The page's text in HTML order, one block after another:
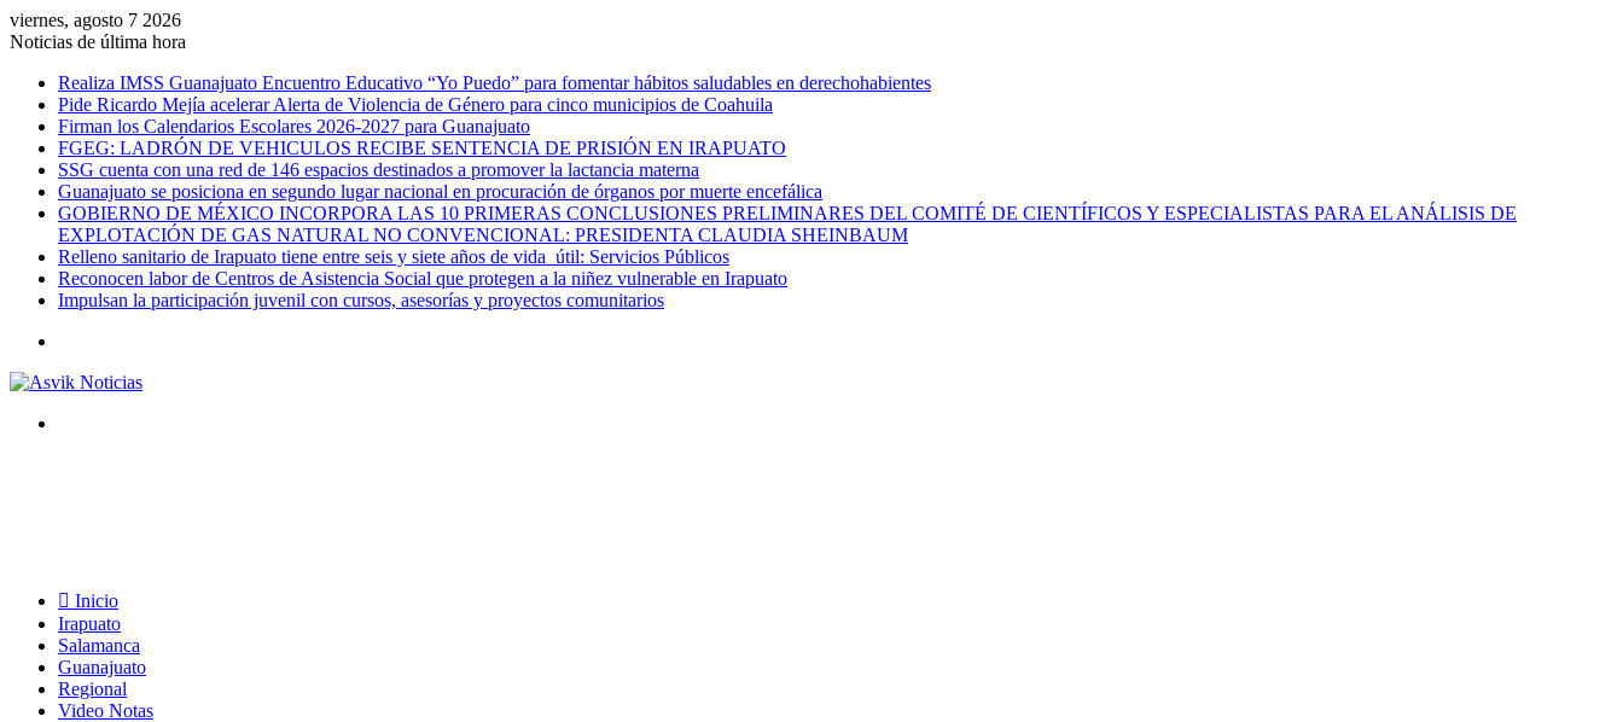
viernes, agosto 7 2026
Noticias de última hora
Realiza IMSS Guanajuato Encuentro Educativo “Yo Puedo” para fomentar hábitos saludables en derechohabientes
Pide Ricardo Mejía acelerar Alerta de Violencia de Género para cinco municipios de Coahuila
Firman los Calendarios Escolares 2026-2027 para Guanajuato
FGEG: LADRÓN DE VEHICULOS RECIBE SENTENCIA DE PRISIÓN EN IRAPUATO
SSG cuenta con una red de 146 espacios destinados a promover la lactancia materna
Guanajuato se posiciona en segundo lugar nacional en procuración de órganos por muerte encefálica
GOBIERNO DE MÉXICO INCORPORA LAS 10 PRIMERAS CONCLUSIONES PRELIMINARES DEL COMITÉ DE CIENTÍFICOS Y ESPECIALISTAS PARA EL ANÁLISIS DE
EXPLOTACIÓN DE GAS NATURAL NO CONVENCIONAL: PRESIDENTA CLAUDIA SHEINBAUM
Relleno sanitario de Irapuato tiene entre seis y siete años de vida útil: Servicios Públicos
Reconocen labor de Centros de Asistencia Social que protegen a la niñez vulnerable en Irapuato
Impulsan la participación juvenil con cursos, asesorías y proyectos comunitarios
Inicio
Irapuato
Salamanca
Guanajuato
Regional
Video Notas